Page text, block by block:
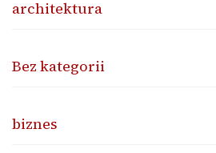
architektura
Bez kategorii
biznes